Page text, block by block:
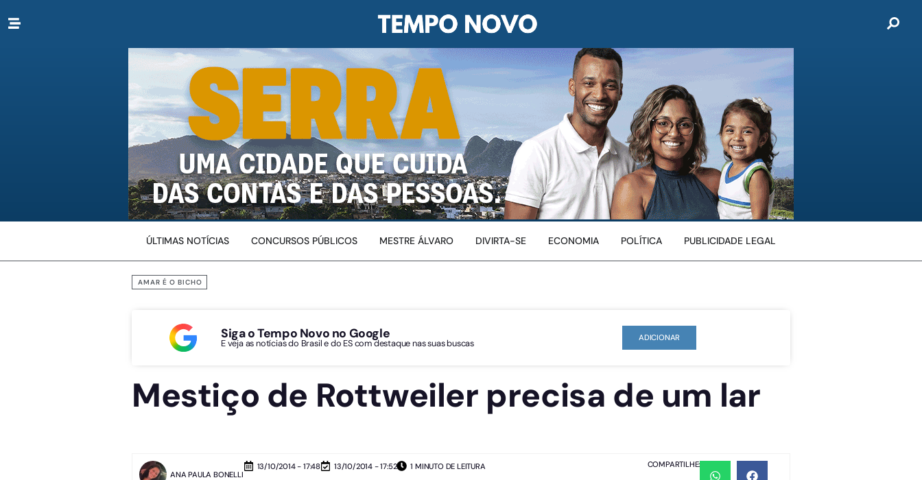
ÚLTIMAS NOTÍCIAS CONCURSOS PÚBLICOS MESTRE ÁLVARO DIVIRTA-SE ECONOMIA POLÍTICA PUBLICIDADE LEGAL
AMAR É O BICHO
Siga o Tempo Novo no Google
E veja as notícias do Brasil e do ES com destaque nas suas buscas ADICIONAR
Mestiço de Rottweiler precisa de um lar
ANA PAULA BONELLI
13/10/2014 - 17:48 13/10/2014 - 17:52 1 MINUTO DE LEITURA COMPARTILHE: